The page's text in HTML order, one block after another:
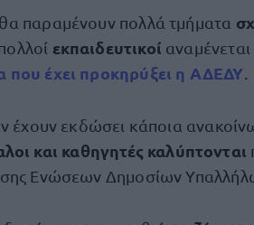
θα παραμένουν πολλά τμήματα
εκπαιδευτικοί
που έχει προκηρύξει η ΑΔΕΔΥ
έχουν εκδώσει κάποια
και καθηγητές καλύπτονται
Ενώσεων Δημοσίων